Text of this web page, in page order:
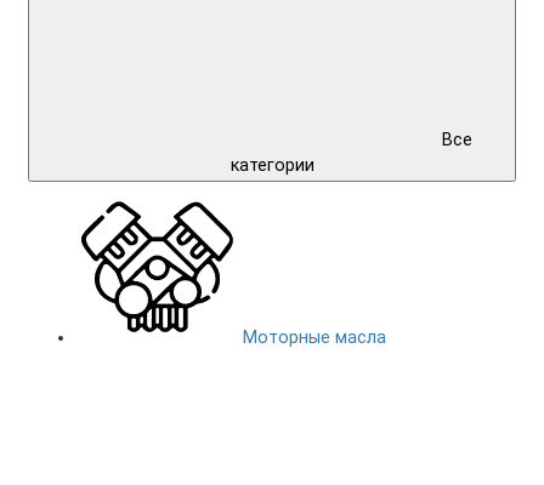
Все
категории
Моторные масла